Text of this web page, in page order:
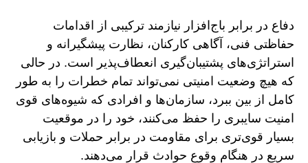
دفاع در برابر باج‌افزار نیازمند ترکیبی از اقدامات
حفاظتی فنی، آگاهی کارکنان، نظارت پیشگیرانه و
استراتژی‌های پشتیبان‌گیری انعطاف‌پذیر است. در حالی
که هیچ وضعیت امنیتی نمی‌تواند تمام خطرات را به طور
کامل از بین ببرد، سازمان‌ها و افرادی که شیوه‌های قوی
امنیت سایبری را حفظ می‌کنند، خود را در موقعیت
بسیار قوی‌تری برای مقاومت در برابر حملات و بازیابی
سریع در هنگام وقوع حوادث قرار می‌دهند.